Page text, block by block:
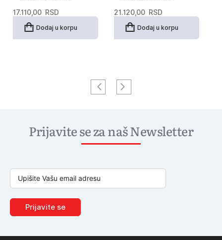
17.110,00 RSD
Dodaj u korpu
21.120,00 RSD
Dodaj u korpu
Prijavite se za naš Newsletter
Prijavite se